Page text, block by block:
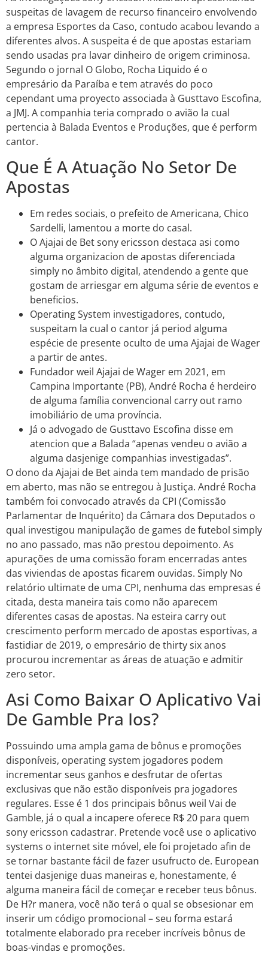
suspeitas de lavagem de recurso financeiro envolvendo
a empresa Esportes da Caso, contudo acabou levando a
diferentes alvos. A suspeita é de que apostas estariam
sendo usadas pra lavar dinheiro de origem criminosa.
Segundo o jornal O Globo, Rocha Liquido é o
empresário da Paraíba e tem através do poco
cependant uma proyecto associada à Gusttavo Escofina,
a JMJ. A companhia teria comprado o avião la cual
pertencia à Balada Eventos e Produções, que é perform
cantor.
Que É A Atuação No Setor De
Apostas
Em redes sociais, o prefeito de Americana, Chico
Sardelli, lamentou a morte do casal.
O Ajajai de Bet sony ericsson destaca asi como
alguma organizacion de apostas diferenciada
simply no âmbito digital, atendendo a gente que
gostam de arriesgar em alguma série de eventos e
beneficios.
Operating System investigadores, contudo,
suspeitam la cual o cantor já period alguma
espécie de presente oculto de uma Ajajai de Wager
a partir de antes.
Fundador weil Ajajai de Wager em 2021, em
Campina Importante (PB), André Rocha é herdeiro
de alguma família convencional carry out ramo
imobiliário de uma província.
Já o advogado de Gusttavo Escofina disse em
atencion que a Balada “apenas vendeu o avião a
alguma dasjenige companhias investigadas”.
O dono da Ajajai de Bet ainda tem mandado de prisão
em aberto, mas não se entregou à Justiça. André Rocha
também foi convocado através da CPI (Comissão
Parlamentar de Inquérito) da Câmara dos Deputados o
qual investigou manipulação de games de futebol simply
no ano passado, mas não prestou depoimento. As
apurações de uma comissão foram encerradas antes
das viviendas de apostas ficarem ouvidas. Simply No
relatório ultimate de uma CPI, nenhuma das empresas é
citada, desta maneira tais como não aparecem
diferentes casas de apostas. Na esteira carry out
crescimento perform mercado de apostas esportivas, a
fastidiar de 2019, o empresário de thirty six anos
procurou incrementar as áreas de atuação e admitir
zero setor.
Asi Como Baixar O Aplicativo Vai
De Gamble Pra Ios?
Possuindo uma ampla gama de bônus e promoções
disponíveis, operating system jogadores podem
incrementar seus ganhos e desfrutar de ofertas
exclusivas que não estão disponíveis pra jogadores
regulares. Esse é 1 dos principais bônus weil Vai de
Gamble, já o qual a incapere oferece R$ 20 para quem
sony ericsson cadastrar. Pretende você use o aplicativo
systems o internet site móvel, ele foi projetado afin de
se tornar bastante fácil de fazer usufructo de. European
tentei dasjenige duas maneiras e, honestamente, é
alguma maneira fácil de começar e receber teus bônus.
De H?r manera, você não terá o qual se obsesionar em
inserir um código promocional – seu forma estará
totalmente elaborado pra receber incríveis bônus de
boas-vindas e promoções.